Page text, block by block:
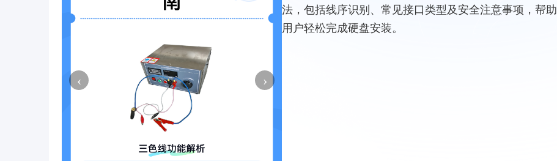
‹ ›
法，包括线序识别、常见接口类型及安全注意事项，帮助
用户轻松完成硬盘安装。